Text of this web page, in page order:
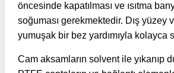
öncesinde kapatılması ve ısıtma
soğuması gerekmektedir. Dış yüzey
yumuşak bir bez yardımıyla kolayca
Cam aksamların solvent ile yıkanıp